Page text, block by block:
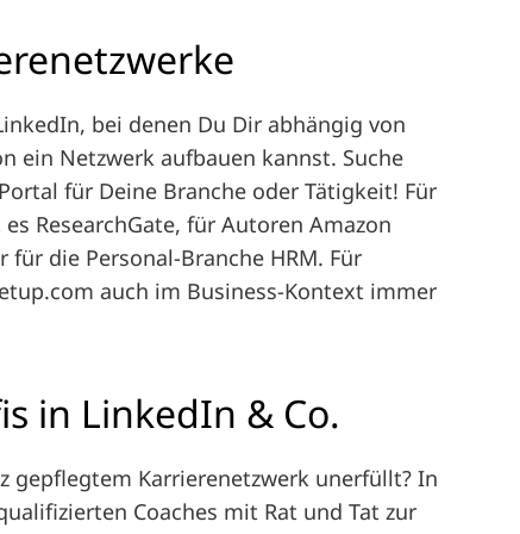
bei denen Du Dir abhängig von
ein Netzwerk aufbauen kannst. Suche
für Deine Branche oder Tätigkeit! Für
ResearchGate, für Autoren Amazon
die Personal-Branche HRM. Für
auch im Business-Kontext immer
in LinkedIn & Co.
gepflegtem Karrierenetzwerk unerfüllt? In
Coaches mit Rat und Tat zur